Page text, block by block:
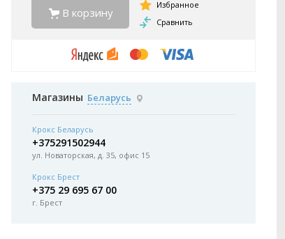
В корзину
Магазины Беларусь
Крокс Беларусь
+375291502944
ул. Новаторская, д. 35, офис 15
Крокс Брест
+375 29 695 67 00
г. Брест